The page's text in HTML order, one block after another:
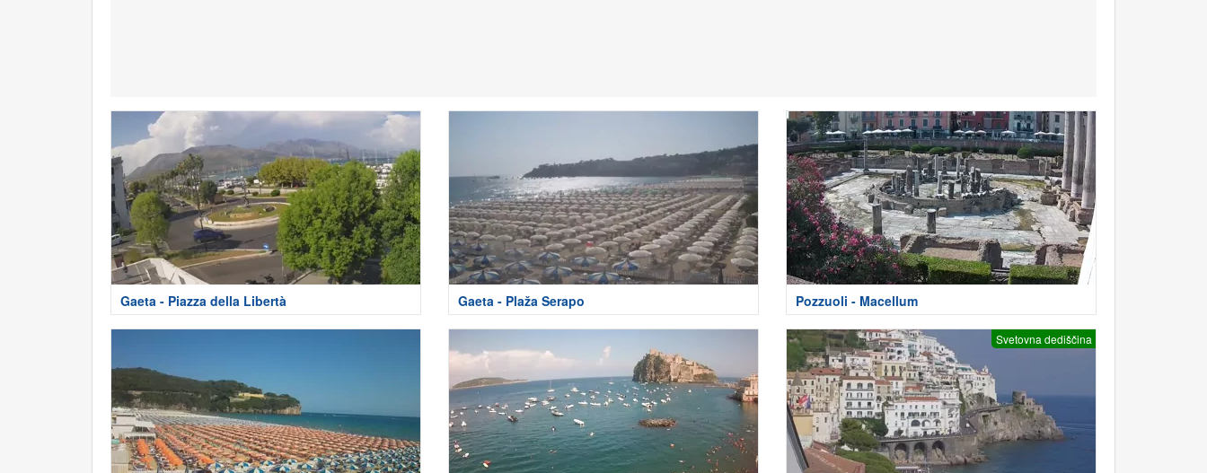
Gaeta - Piazza della Libertà Gaeta - Plaža Serapo Pozzuoli - Macellum
Svetovna dediščina